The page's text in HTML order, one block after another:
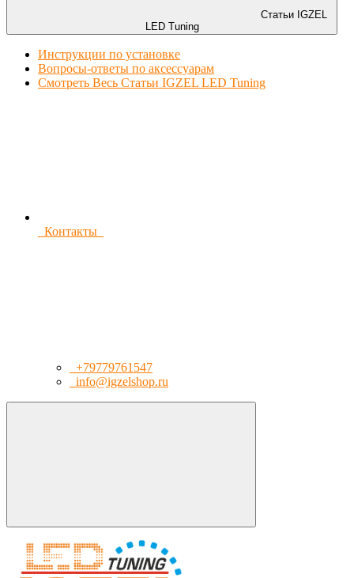
Статьи IGZEL
LED Tuning
Инструкции по установке
Вопросы-ответы по аксессуарам
Смотреть Весь Статьи IGZEL LED Tuning
Контакты
+79779761547
info@igzelshop.ru